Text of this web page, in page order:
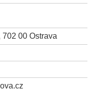
702 00 Ostrava